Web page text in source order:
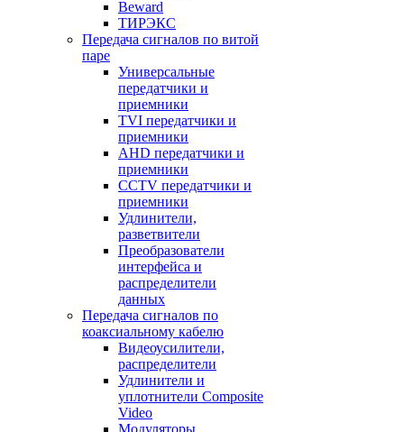
Beward
ТИРЭКС
Передача сигналов по витой
паре
Универсальные
передатчики и
приемники
TVI передатчики и
приемники
AHD передатчики и
приемники
CCTV передатчики и
приемники
Удлинители,
разветвители
Преобразователи
интерфейса и
распределители
данных
Передача сигналов по
коаксиальному кабелю
Видеоусилители,
распределители
Удлинители и
уплотнители Сomposite
Video
Модуляторы